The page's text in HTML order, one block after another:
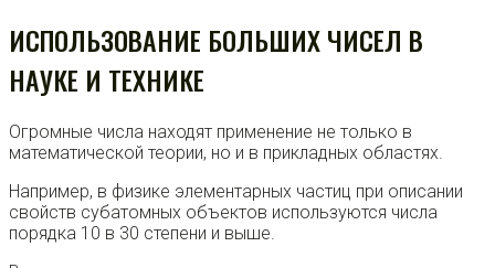
ИСПОЛЬЗОВАНИЕ БОЛЬШИХ ЧИСЕЛ В
НАУКЕ И ТЕХНИКЕ
Огромные числа находят применение не только в
математической теории, но и в прикладных областях.
Например, в физике элементарных частиц при описании
свойств субатомных объектов используются числа
порядка 10 в 30 степени и выше.